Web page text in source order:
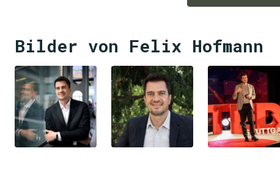
Bilder von Felix Hofmann